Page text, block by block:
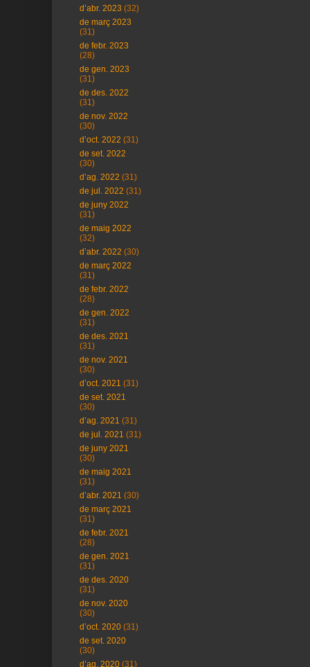
d’abr. 2023 (32)
de març 2023
(31)
de febr. 2023
(28)
de gen. 2023
(31)
de des. 2022
(31)
de nov. 2022
(30)
d’oct. 2022 (31)
de set. 2022
(30)
d’ag. 2022 (31)
de jul. 2022 (31)
de juny 2022
(31)
de maig 2022
(32)
d’abr. 2022 (30)
de març 2022
(31)
de febr. 2022
(28)
de gen. 2022
(31)
de des. 2021
(31)
de nov. 2021
(30)
d’oct. 2021 (31)
de set. 2021
(30)
d’ag. 2021 (31)
de jul. 2021 (31)
de juny 2021
(30)
de maig 2021
(31)
d’abr. 2021 (30)
de març 2021
(31)
de febr. 2021
(28)
de gen. 2021
(31)
de des. 2020
(31)
de nov. 2020
(30)
d’oct. 2020 (31)
de set. 2020
(30)
d’ag. 2020 (31)